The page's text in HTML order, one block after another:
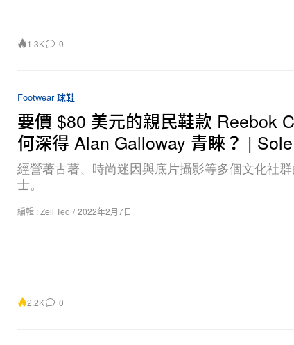
1.3K 0
Footwear 球鞋
要價 $80 美元的親民鞋款 Reebok
何深得 Alan Galloway 青睞？ |
經營著古著、時尚迷因與底片攝影等多個文化社群
士。
編輯 :Zeil Teo / 2022年2月7日
2.2K 0